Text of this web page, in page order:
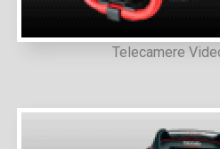
Telecamere